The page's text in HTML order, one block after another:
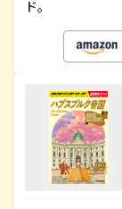
ド。